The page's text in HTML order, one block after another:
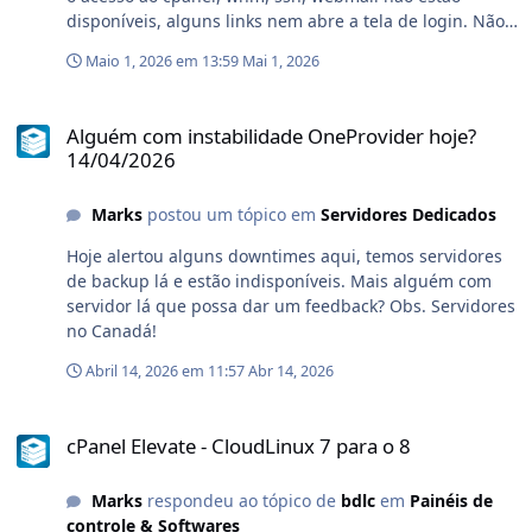
funcionalidadesLista as rotas SMTP existentes no
arquivo. Identifica rotas ativas e desativadas. Adiciona
novas configurações. Edita domínio, usuário, senha,
desativadas. Exclui completamente uma entrada.
Pesquisa por domínio, usuário ou servidor SMTP.
Bloqueia duas rotas ativas para o mesmo domínio.
Preserva comentários, linhas vazias, ordem original e
linhas não reconhecidas. Reinicia automaticamente o
Exim depois de uma alteração. Restaura o conteúdo
anterior caso o Exim não consiga reiniciar. Servidores
SMTP predefinidosO modal de cadastro possui atalhos
MailBaby — relay.mailbaby.net:587 SMTP2GO —
também podem ser informados manualmente. Nível de
Admin Level. Ele não é disponibilizado para Reseller ou
disponíveis, alguns links nem abre a tela de login. Não
enrola desde 22h de ontem (30). Mais alguém com
Maio 1, 2026 em 13:59 Mai 1, 2026
Alguém com instabilidade OneProvider hoje?
14/04/2026
Markspostou um tópico em Servidores Dedicados
Hoje alertou alguns downtimes aqui, temos servidores
de backup lá e estão indisponíveis. Mais alguém com
servidor lá que possa dar um feedback? Obs. Servidores
no Canadá!
Abril 14, 2026 em 11:57Abr 14, 2026
cPanel Elevate - CloudLinux 7 para o 8
Marksrespondeu ao tópico de bdlcem Painéis de
controle & Softwares